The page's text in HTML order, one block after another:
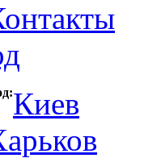
Киев